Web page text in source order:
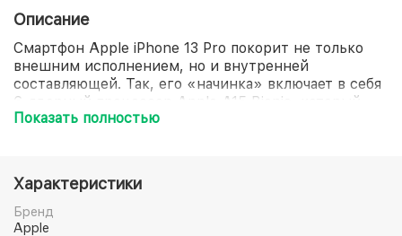
Описание
Смартфон Apple iPhone 13 Pro покорит не только
внешним исполнением, но и внутренней
составляющей. Так, его «начинка» включает в себя
6-ядерный процессор Apple A15 Bionic, который
стоит на страже молниеносной загрузки любого
качество графики, но и устойчивость к
преждевременному образованию повреждений.
Отдельного внимания достойна и система защиты
смартфона Apple iPhone 13 Pro, представленная
Показать полностью
Характеристики
Бренд
Apple